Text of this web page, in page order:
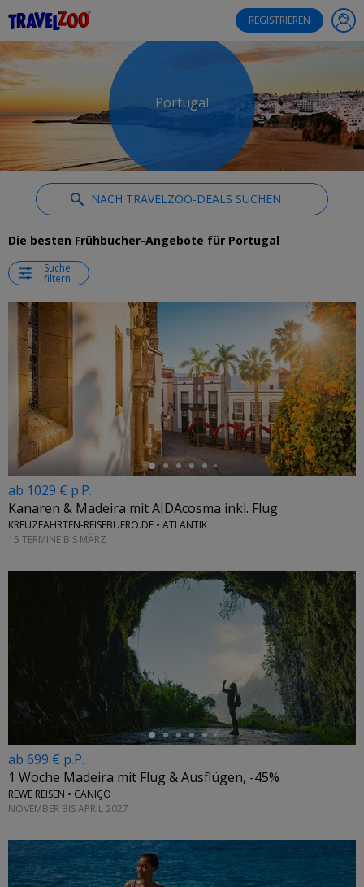
REGISTRIEREN
Portugal
NACH TRAVELZOO-DEALS SUCHEN
Die besten Frühbucher-Angebote für Portugal
Suche
filtern
ab 1029 € p.P.
Kanaren & Madeira mit AIDAcosma inkl. Flug
KREUZFAHRTEN-REISEBUERO.DE • ATLANTIK
15 TERMINE BIS MÄRZ
ab 699 € p.P.
1 Woche Madeira mit Flug & Ausflügen, -45%
REWE REISEN • CANIÇO
NOVEMBER BIS APRIL 2027